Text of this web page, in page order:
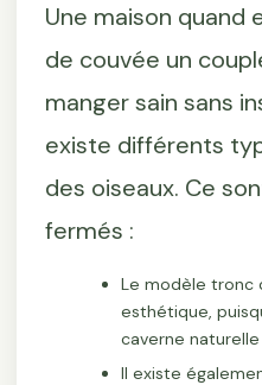
Une maison quand
de couvée un
manger sain sans
existe différents
des oiseaux. Ce
fermés :
Le modèle tronc
esthétique,
caverne
Il existe